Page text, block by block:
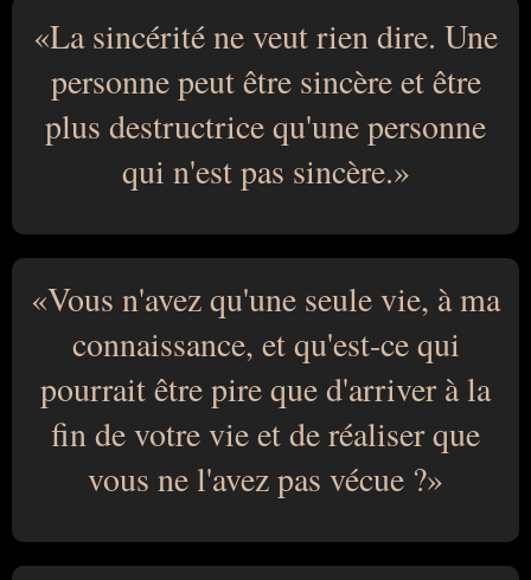
La sincérité ne veut rien dire. Une
personne peut être sincère et être
plus destructrice qu'une personne
qui n'est pas sincère.
Vous n'avez qu'une seule vie, à ma
connaissance, et qu'est-ce qui
pourrait être pire que d'arriver à la
fin de votre vie et de réaliser que
vous ne l'avez pas vécue ?